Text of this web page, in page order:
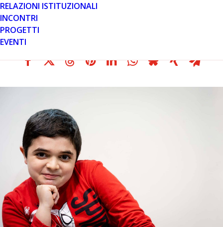
RELAZIONI ISTITUZIONALI
INCONTRI
PROGETTI
EVENTI
Scarica il programma